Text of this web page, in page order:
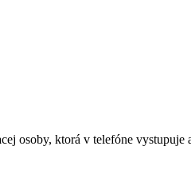
osoby, ktorá v telefóne vystupuje